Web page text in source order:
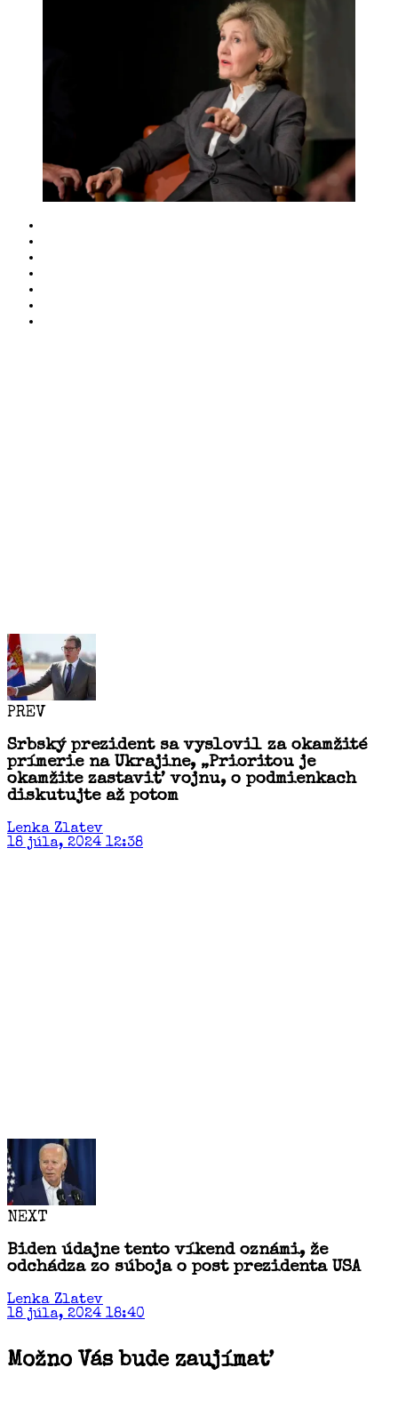
PREV
Srbský prezident sa vyslovil za okamžité
prímerie na Ukrajine, „Prioritou je
okamžite zastaviť vojnu, o podmienkach
diskutujte až potom
Lenka Zlatev
18 júla, 2024 12:38
NEXT
Biden údajne tento víkend oznámi, že
odchádza zo súboja o post prezidenta USA
Lenka Zlatev
18 júla, 2024 18:40
Možno Vás bude zaujímať